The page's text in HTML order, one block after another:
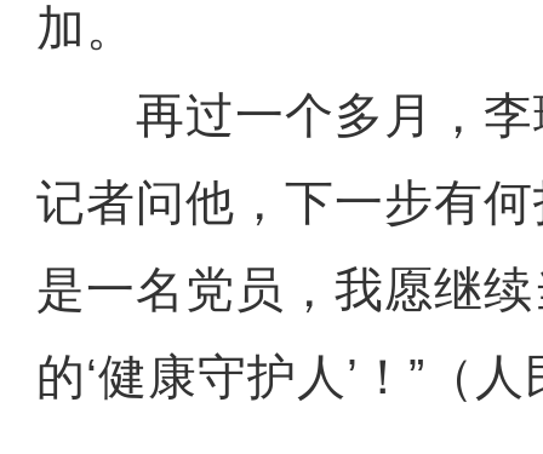
加。
再过一个多月，李
记者问他，下一步有
是一名党员，我愿继
的‘健康守护人’！”（
侨乡故事 | 中亚媒体记者深